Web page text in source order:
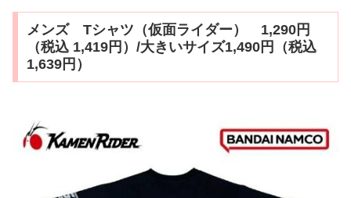
メンズ Tシャツ（仮面ライダー） 1,290円
（税込 1,419円）/大きいサイズ1,490円（税込
1,639円）